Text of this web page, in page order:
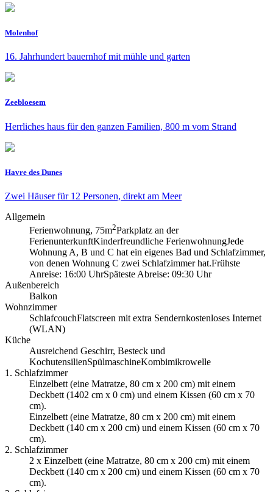
Molenhof
16. Jahrhundert bauernhof mit mühle und garten
Zeebloesem
Herrliches haus für den ganzen Familien, 800 m vom Strand
Havre des Dunes
Zwei Häuser für 12 Personen, direkt am Meer
Allgemein
Ferienwohnung, 75m2Parkplatz an der
FerienunterkunftKinderfreundliche FerienwohnungJede
Wohnung A, B und C hat ein eigenes Bad und Schlafzimmer,
von denen Wohnung C zwei Schlafzimmer hat.Frühste
Anreise: 16:00 UhrSpäteste Abreise: 09:30 Uhr
Außenbereich
Balkon
Wohnzimmer
SchlafcouchFlatscreen mit extra Sendernkostenloses Internet
(WLAN)
Küche
Ausreichend Geschirr, Besteck und
KochutensilienSpülmaschineKombimikrowelle
1. Schlafzimmer
Einzelbett (eine Ma­t­rat­ze, 80 cm x 200 cm) mit einem
Deckbett (1402 cm x 0 cm) und einem Kissen (60 cm x 70
cm).
Einzelbett (eine Ma­t­rat­ze, 80 cm x 200 cm) mit einem
Deckbett (140 cm x 200 cm) und einem Kissen (60 cm x 70
cm).
2. Schlafzimmer
2 x Einzelbett (eine Ma­t­rat­ze, 80 cm x 200 cm) mit einem
Deckbett (140 cm x 200 cm) und einem Kissen (60 cm x 70
cm).